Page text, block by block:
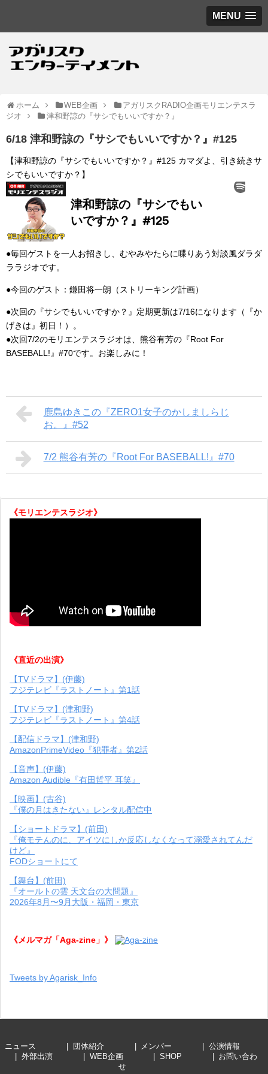
MENU
ホーム WEB企画
アガリスクRADIO企画モリエンテスラ
ジオ
津和野諒の『サシでもいいですか？』
6/18 津和野諒の『サシでもいいですか？』#125
【津和野諒の『サシでもいいですか？』#125 カマダよ、引き続きサ
シでもいいですか？】
●毎回ゲストを一人お招きし、むやみやたらに喋りあう対談風ダラダ
ララジオです。
●今回のゲスト：鎌田将一朗（ストリーキング計画）
●次回の『サシでもいいですか？』定期更新は7/16になります（『か
げきは』初日！）。
●次回7/2のモリエンテスラジオは、熊谷有芳の『Root For
BASEBALL!』#70です。お楽しみに！
鹿島ゆきこの『ZERO1女子のかしましらじ
お。』#52
7/2 熊谷有芳の『Root For BASEBALL!』#70
《モリエンテスラジオ》
《直近の出演》
【TVドラマ】(伊藤)
フジテレビ『ラストノート』第1話
【TVドラマ】(津和野)
フジテレビ『ラストノート』第4話
【配信ドラマ】(津和野)
AmazonPrimeVideo『犯罪者』第2話
【音声】(伊藤)
Amazon Audible『有田哲平 耳笑』
【映画】(古谷)
『僕の月はきたない』レンタル配信中
【ショートドラマ】(前田)
『俺モテんのに、アイツにしか反応しなくなって溺愛されてんだ
けど』
FODショートにて
【舞台】(前田)
『オールトの雲 天文台の大問題』
2026年8月〜9月大阪・福岡・東京
《メルマガ「Aga-zine」》
Tweets by Agarisk_Info
ニュース 団体紹介 メンバー
公演情報
外部出演
WEB企画 SHOP
お問い合わ
せ